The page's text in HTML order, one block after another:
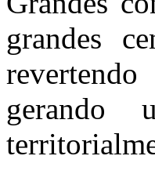
grandes
gerando